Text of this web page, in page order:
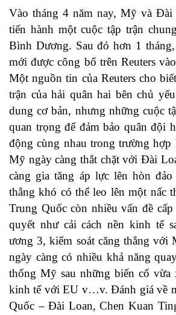
Vào tháng 4 năm nay, Mỹ và Đài
tiến hành một cuộc tập trận
Bình Dương. Sau đó hơn 1
mới được công bố trên Reuters
Một nguồn tin của Reuters cho
trận của hải quân hai bên chủ
dung cơ bản, nhưng những cuộc
quan trọng để đảm bảo quân đội
động cùng nhau trong trường hợp
Mỹ ngày càng thắt chặt với Đài
càng gia tăng áp lực lên hòn
thẳng khó có thể leo lên một nấc
Trung Quốc còn nhiều vấn đề
quyết như cải cách nền kinh tế
ương 3, kiểm soát căng thẳng với
ngày càng có nhiều khả năng
thống Mỹ sau những biến cố vừa
kinh tế với EU v…v. Đánh giá về
Quốc – Đài Loan, Chen Kuan